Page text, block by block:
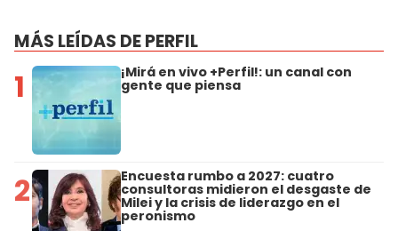
MÁS LEÍDAS DE PERFIL
1 ¡Mirá en vivo +Perfil!: un canal con
gente que piensa
2 Encuesta rumbo a 2027: cuatro
consultoras midieron el desgaste de
Milei y la crisis de liderazgo en el
peronismo